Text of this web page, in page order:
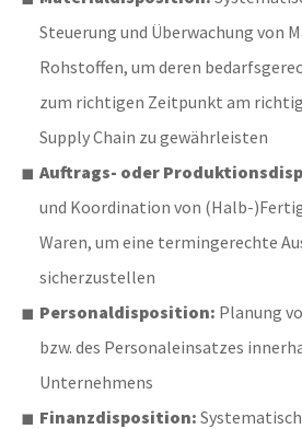
Steuerung und Überwachung von
Rohstoffen, um deren
zum richtigen Zeitpunkt am
Supply Chain zu gewährleisten
Auftrags- oder
und Koordination von (Halb-)
Waren, um eine termingerechte
sicherzustellen
Personaldisposition: Planung
bzw. des Personaleinsatzes
Unternehmens
Finanzdisposition: